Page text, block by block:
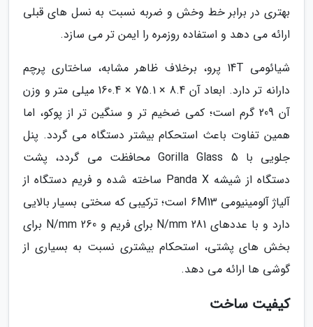
بهتری در برابر خط وخش و ضربه نسبت به نسل های قبلی
ارائه می دهد و استفاده روزمره را ایمن تر می سازد.
شیائومی 14T پرو، برخلاف ظاهر مشابه، ساختاری پرچم
دارانه تر دارد. ابعاد آن 8.4 × 75.1 × 160.4 میلی متر و وزن
آن 209 گرم است؛ کمی ضخیم تر و سنگین تر از پوکو، اما
همین تفاوت باعث استحکام بیشتر دستگاه می گردد. پنل
جلویی با Gorilla Glass 5 محافظت می گردد، پشت
دستگاه از شیشه Panda X ساخته شده و فریم دستگاه از
آلیاژ آلومینیومی 6M13 است؛ ترکیبی که سختی بسیار بالایی
دارد و با عددهای 281 N/mm برای فریم و 260 N/mm برای
بخش های پشتی، استحکام بیشتری نسبت به بسیاری از
گوشی ها ارائه می دهد.
کیفیت ساخت